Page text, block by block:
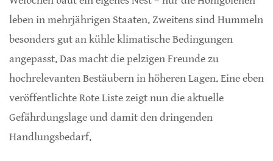
leben in mehrjährigen Staaten. Zweitens sind Hummeln
besonders gut an kühle klimatische Bedingungen
angepasst. Das macht die pelzigen Freunde zu
hochrelevanten Bestäubern in höheren Lagen. Eine eben
veröffentlichte Rote Liste zeigt nun die aktuelle
Gefährdungslage und damit den dringenden
Handlungsbedarf.